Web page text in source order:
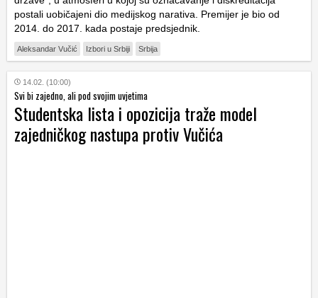
postali uobičajeni dio medijskog narativa. Premijer je bio od
2014. do 2017. kada postaje predsjednik.
Aleksandar Vučić Izbori u Srbiji Srbija
14.02. (10:00)
Svi bi zajedno, ali pod svojim uvjetima
Studentska lista i opozicija traže model
zajedničkog nastupa protiv Vučića